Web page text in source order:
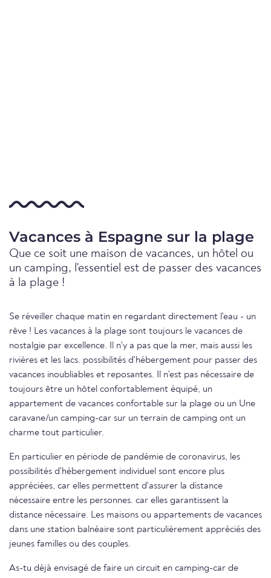
Vacances à Espagne sur la plage
Que ce soit une maison de vacances, un hôtel ou
un camping, l'essentiel est de passer des vacances
à la plage !
Se réveiller chaque matin en regardant directement l'eau - un
rêve ! Les vacances à la plage sont toujours le vacances de
nostalgie par excellence. Il n'y a pas que la mer, mais aussi les
rivières et les lacs. possibilités d'hébergement pour passer des
vacances inoubliables et reposantes. Il n'est pas nécessaire de
toujours être un hôtel confortablement équipé, un
appartement de vacances confortable sur la plage ou un Une
caravane/un camping-car sur un terrain de camping ont un
charme tout particulier.
En particulier en période de pandémie de coronavirus, les
possibilités d'hébergement individuel sont encore plus
appréciées, car elles permettent d'assurer la distance
nécessaire entre les personnes. car elles garantissent la
distance nécessaire. Les maisons ou appartements de vacances
dans une station balnéaire sont particulièrement appréciés des
jeunes familles ou des couples.
As-tu déjà envisagé de faire un circuit en camping-car de